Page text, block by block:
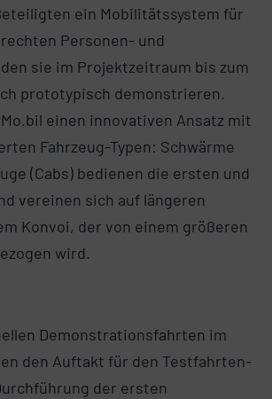
ein Mobilitätssystem für
Personen- und
sie im Projektzeitraum bis zum
prototypisch demonstrieren.
einen innovativen Ansatz mit
Fahrzeug-Typen: Schwärme
(Cabs) bedienen die ersten und
vereinen sich auf längeren
Konvoi, der von einem größeren
wird.
Demonstrationsfahrten im
den Auftakt für den Testfahrten-
der ersten